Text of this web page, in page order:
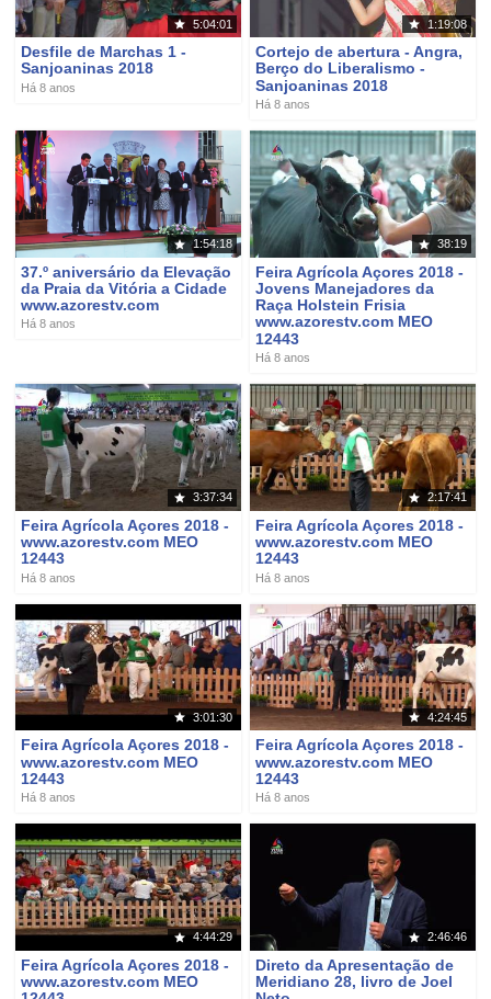
5:04:01
Desfile de Marchas 1 -
Sanjoaninas 2018
Há 8 anos
1:19:08
Cortejo de abertura - Angra,
Berço do Liberalismo -
Sanjoaninas 2018
Há 8 anos
1:54:18
37.º aniversário da Elevação
da Praia da Vitória a Cidade
www.azorestv.com
Há 8 anos
38:19
Feira Agrícola Açores 2018 -
Jovens Manejadores da
Raça Holstein Frisia
www.azorestv.com MEO
12443
Há 8 anos
3:37:34
Feira Agrícola Açores 2018 -
www.azorestv.com MEO
12443
Há 8 anos
2:17:41
Feira Agrícola Açores 2018 -
www.azorestv.com MEO
12443
Há 8 anos
3:01:30
Feira Agrícola Açores 2018 -
www.azorestv.com MEO
12443
Há 8 anos
4:24:45
Feira Agrícola Açores 2018 -
www.azorestv.com MEO
12443
Há 8 anos
4:44:29
Feira Agrícola Açores 2018 -
www.azorestv.com MEO
2:46:46
Direto da Apresentação de
Meridiano 28, livro de Joel